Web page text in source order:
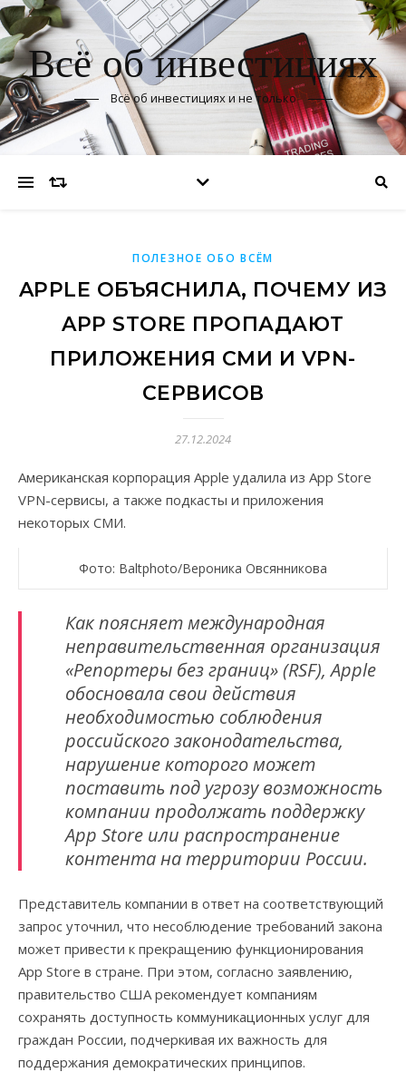
Всё об инвестициях
Всё об инвестициях и не только
ПОЛЕЗНОЕ ОБО ВСЁМ
APPLE ОБЪЯСНИЛА, ПОЧЕМУ ИЗ
APP STORE ПРОПАДАЮТ
ПРИЛОЖЕНИЯ СМИ И VPN-
СЕРВИСОВ
27.12.2024
Американская корпорация Apple удалила из App Store
VPN-сервисы, а также подкасты и приложения
некоторых СМИ.
Фото: Baltphoto/Вероника Овсянникова
Как поясняет международная
неправительственная организация
«Репортеры без границ» (RSF), Apple
обосновала свои действия
необходимостью соблюдения
российского законодательства,
нарушение которого может
поставить под угрозу возможность
компании продолжать поддержку
App Store или распространение
контента на территории России.
Представитель компании в ответ на соответствующий
запрос уточнил, что несоблюдение требований закона
может привести к прекращению функционирования
App Store в стране. При этом, согласно заявлению,
правительство США рекомендует компаниям
сохранять доступность коммуникационных услуг для
граждан России, подчеркивая их важность для
поддержания демократических принципов.